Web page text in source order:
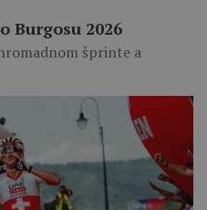
Burgosu 2026
šprinte a